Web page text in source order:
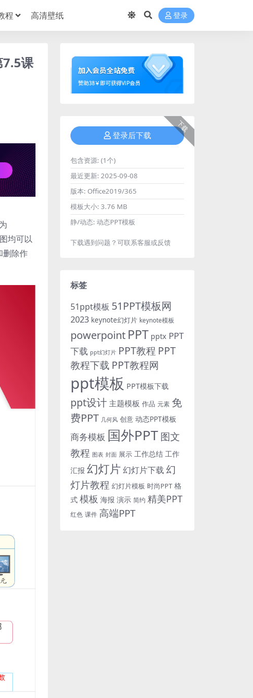
程 高清壁纸 登录
7.5课
均可以
删除作
下载
登录后下载
包含资源: (1个)
最近更新: 2025-09-08
版本: Office2019/365
模板大小: 3.76 MB
静/动态: 动态PPT模板
下载遇到问题？可联系客服或反馈
标签
51ppt模板 51PPT模板网
2023 keynote幻灯片 keynote模板
powerpoint PPT pptx PPT
下载 ppt幻灯片 PPT教程 PPT
教程下载 PPT教程网
ppt模板 PPT模板下载
ppt设计 主题模板 作品 元素 免
费PPT 几何风 创意 动态PPT模板
商务模板 国外PPT图文
教程 图表 封面 展示 工作总结 工作
汇报 幻灯片 幻灯片下载 幻
灯片教程 幻灯片模板 时尚PPT 格
式 模板 海报 演示 简约 精美PPT
红色 课件 高端PPT